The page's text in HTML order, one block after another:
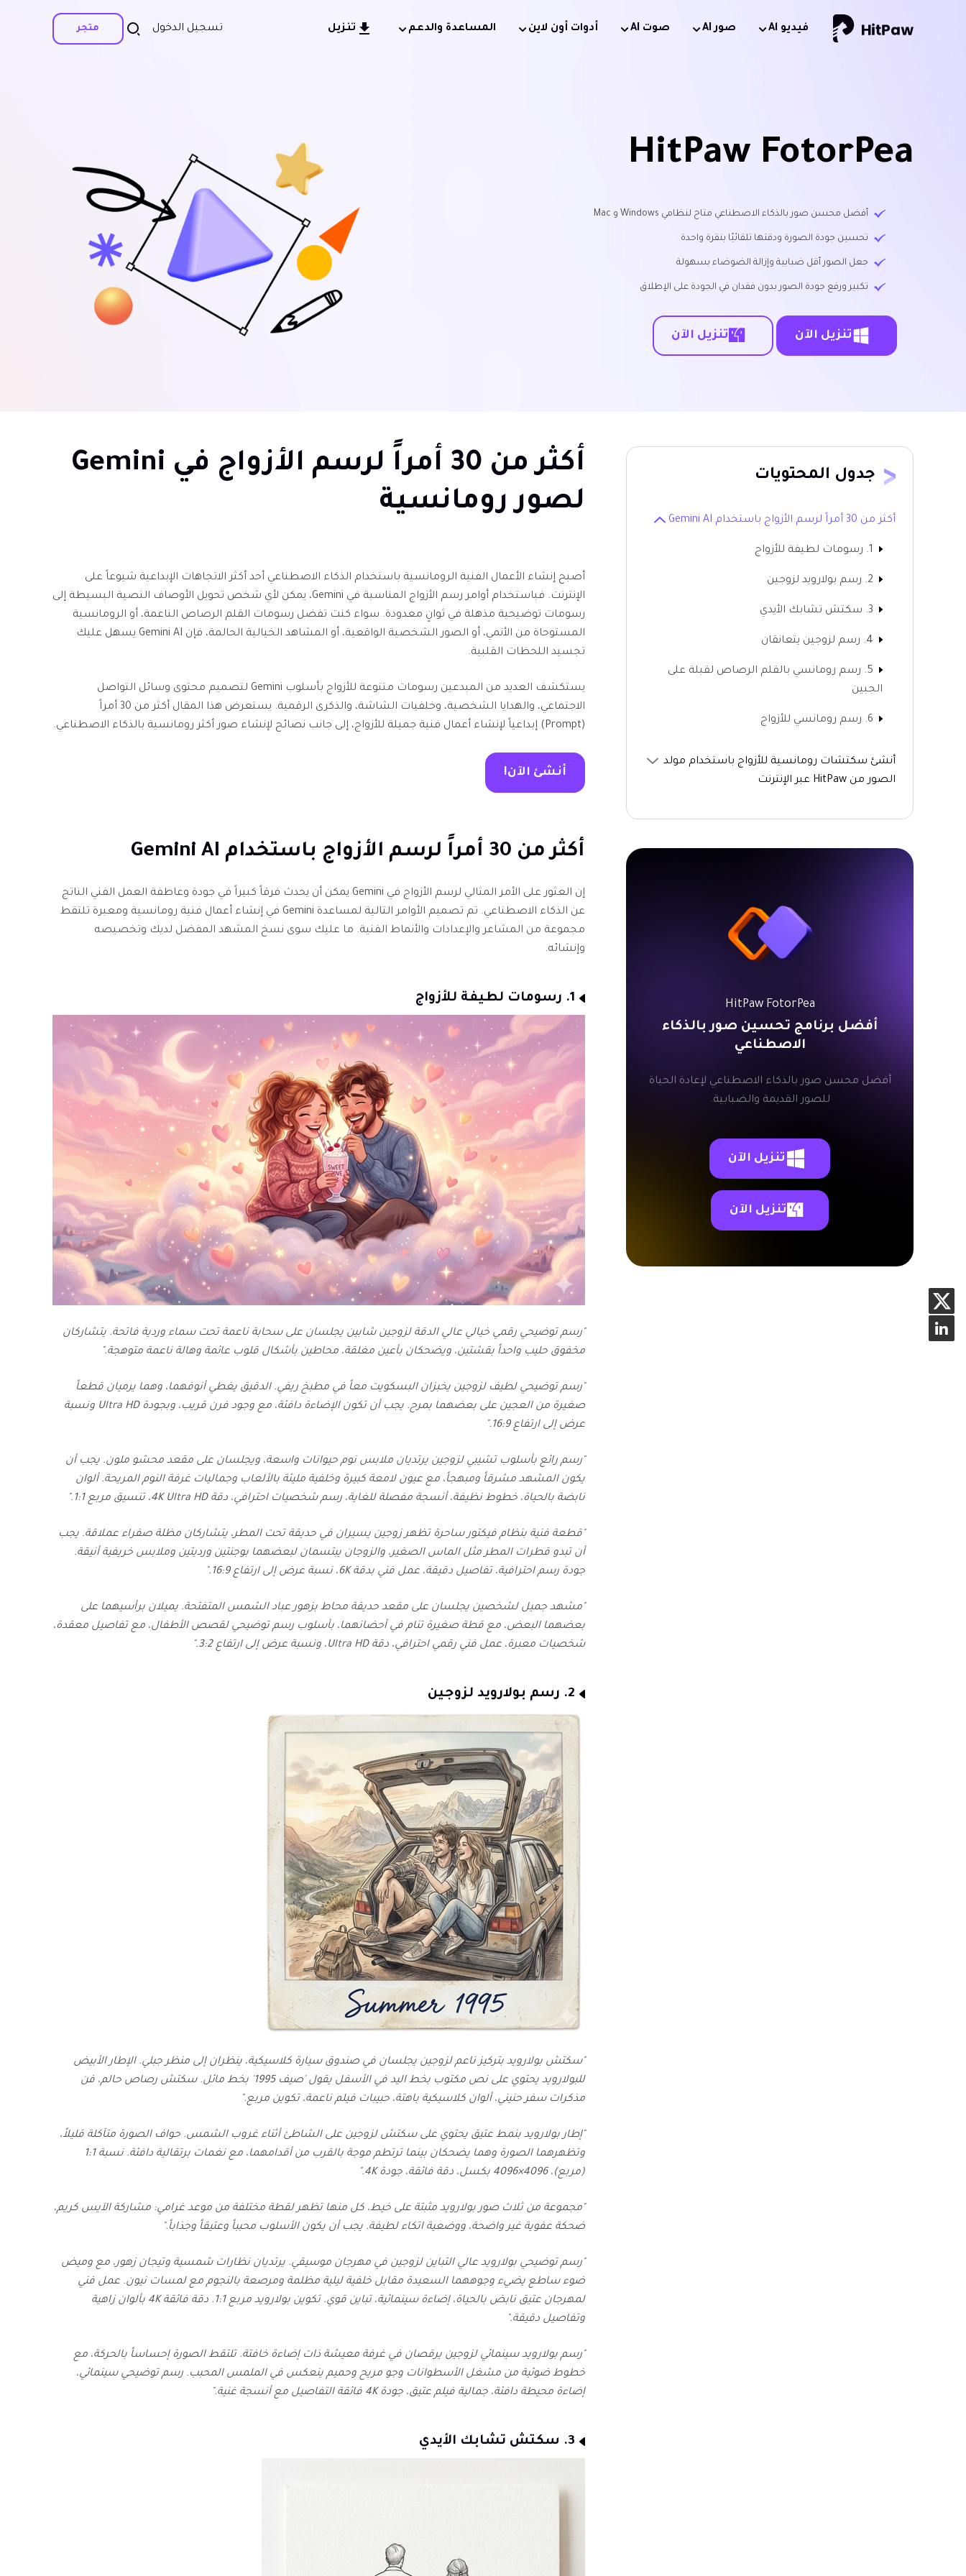
تسجيل الدخول متجر فيديو Al صور AI صوت AI أدوات أون لاين المساعدة والدعم تنزيل
HitPaw FotorPea
أفضل محسن صور بالذكاء الاصطناعي متاح لنظامي Windows و Mac
تحسين جودة الصورة ودقتها تلقائيًا بنقرة واحدة
جعل الصور أقل ضبابية وإزالة الضوضاء بسهولة
تكبير ورفع جودة الصور بدون فقدان في الجودة على الإطلاق
تنزيل الآن تنزيل الآن
جدول المحتويات
أكثر من 30 أمراً لرسم الأزواج باستخدام Gemini AI
1. رسومات لطيفة للأزواج
2. رسم بولارويد لزوجين
3. سكتش تشابك الأيدي
4. رسم لزوجين يتعانقان
5. رسم رومانسي بالقلم الرصاص لقبلة على
الجبين
6. رسم رومانسي للأزواج
أنشئ سكتشات رومانسية للأزواج باستخدام مولد
الصور من HitPaw عبر الإنترنت
HitPaw FotorPea
أفضل برنامج تحسين صور بالذكاء
الاصطناعي
أفضل محسن صور بالذكاء الاصطناعي لإعادة الحياة
للصور القديمة والضبابية.
تنزيل الآن
تنزيل الآن
أكثر من 30 أمراً لرسم الأزواج في Gemini
لصور رومانسية
أصبح إنشاء الأعمال الفنية الرومانسية باستخدام الذكاء الاصطناعي أحد أكثر الاتجاهات الإبداعية شيوعاً على
الإنترنت. فباستخدام أوامر رسم الأزواج المناسبة في Gemini، يمكن لأي شخص تحويل الأوصاف النصية البسيطة إلى
رسومات توضيحية مذهلة في ثوانٍ معدودة. سواء كنت تفضل رسومات القلم الرصاص الناعمة، أو الرومانسية
المستوحاة من الأنمي، أو الصور الشخصية الواقعية، أو المشاهد الخيالية الحالمة، فإن Gemini AI يسهل عليك
تجسيد اللحظات القلبية.
يستكشف العديد من المبدعين رسومات متنوعة للأزواج بأسلوب Gemini لتصميم محتوى وسائل التواصل
الاجتماعي، والهدايا الشخصية، وخلفيات الشاشة، والذكرى الرقمية. يستعرض هذا المقال أكثر من 30 أمراً
(Prompt) إبداعياً لإنشاء أعمال فنية جميلة للأزواج، إلى جانب نصائح لإنشاء صور أكثر رومانسية بالذكاء الاصطناعي.
أنشئ الآن!
أكثر من 30 أمراً لرسم الأزواج باستخدام Gemini AI
إن العثور على الأمر المثالي لرسم الأزواج في Gemini يمكن أن يحدث فرقاً كبيراً في جودة وعاطفة العمل الفني الناتج
عن الذكاء الاصطناعي. تم تصميم الأوامر التالية لمساعدة Gemini في إنشاء أعمال فنية رومانسية ومعبرة تلتقط
مجموعة من المشاعر والإعدادات والأنماط الفنية. ما عليك سوى نسخ المشهد المفضل لديك وتخصيصه
وإنشائه.
1. رسومات لطيفة للأزواج
"رسم توضيحي رقمي خيالي عالي الدقة لزوجين شابين يجلسان على سحابة ناعمة تحت سماء وردية فاتحة. يتشاركان
مخفوق حليب واحداً بقشتين، ويضحكان بأعين مغلقة، محاطين بأشكال قلوب عائمة وهالة ناعمة متوهجة."
"رسم توضيحي لطيف لزوجين يخبزان البسكويت معاً في مطبخ ريفي. الدقيق يغطي أنوفهما، وهما يرميان قطعاً
صغيرة من العجين على بعضهما بمرح. يجب أن تكون الإضاءة دافئة، مع وجود فرن قريب، وبجودة Ultra HD ونسبة
عرض إلى ارتفاع 16:9."
"رسم رائع بأسلوب تشيبي لزوجين يرتديان ملابس نوم حيوانات واسعة، ويجلسان على مقعد محشو ملون. يجب أن
يكون المشهد مشرقاً ومبهجاً، مع عيون لامعة كبيرة وخلفية مليئة بالألعاب وجماليات غرفة النوم المريحة. ألوان
نابضة بالحياة، خطوط نظيفة، أنسجة مفصلة للغاية، رسم شخصيات احترافي، دقة 4K Ultra HD، تنسيق مربع 1:1."
"قطعة فنية بنظام فيكتور ساحرة تظهر زوجين يسيران في حديقة تحت المطر، يتشاركان مظلة صفراء عملاقة. يجب
أن تبدو قطرات المطر مثل الماس الصغير، والزوجان يبتسمان لبعضهما بوجنتين ورديتين وملابس خريفية أنيقة.
جودة رسم احترافية، تفاصيل دقيقة، عمل فني بدقة 6K، نسبة عرض إلى ارتفاع 16:9."
"مشهد جميل لشخصين يجلسان على مقعد حديقة محاط بزهور عباد الشمس المتفتحة. يميلان برأسيهما على
بعضهما البعض، مع قطة صغيرة تنام في أحضانهما، بأسلوب رسم توضيحي لقصص الأطفال، مع تفاصيل معقدة،
شخصيات معبرة، عمل فني رقمي احترافي، دقة Ultra HD، ونسبة عرض إلى ارتفاع 3:2."
2. رسم بولارويد لزوجين
"سكتش بولارويد بتركيز ناعم لزوجين يجلسان في صندوق سيارة كلاسيكية، ينظران إلى منظر جبلي. الإطار الأبيض
للبولارويد يحتوي على نص مكتوب بخط اليد في الأسفل يقول 'صيف 1995' بخط مائل. سكتش رصاص حالم، فن
مذكرات سفر حنيني، ألوان كلاسيكية باهتة، حبيبات فيلم ناعمة، تكوين مربع."
"إطار بولارويد بنمط عتيق يحتوي على سكتش لزوجين على الشاطئ أثناء غروب الشمس. حواف الصورة متآكلة قليلاً،
وتظهرهما الصورة وهما يضحكان بينما ترتطم موجة بالقرب من أقدامهما، مع نغمات برتقالية دافئة. نسبة 1:1
(مربع)، 4096×4096 بكسل، دقة فائقة، جودة 4K."
"مجموعة من ثلاث صور بولارويد مثبتة على خيط، كل منها تظهر لقطة مختلفة من موعد غرامي: مشاركة الآيس كريم،
ضحكة عفوية غير واضحة، ووضعية اتكاء لطيفة. يجب أن يكون الأسلوب محبباً وعتيقاً وجذاباً."
"رسم توضيحي بولارويد عالي التباين لزوجين في مهرجان موسيقي. يرتديان نظارات شمسية وتيجان زهور، مع وميض
ضوء ساطع يضيء وجوههما السعيدة مقابل خلفية ليلية مظلمة ومرصعة بالنجوم مع لمسات نيون. عمل فني
لمهرجان عتيق نابض بالحياة، إضاءة سينمائية، تباين قوي. تكوين بولارويد مربع 1:1. دقة فائقة 4K بألوان زاهية
وتفاصيل دقيقة."
"رسم بولارويد سينمائي لزوجين يرقصان في غرفة معيشة ذات إضاءة خافتة. تلتقط الصورة إحساساً بالحركة، مع
خطوط ضوئية من مشغل الأسطوانات وجو مريح وحميم ينعكس في الملمس المحبب. رسم توضيحي سينمائي،
إضاءة محيطة دافئة، جمالية فيلم عتيق، جودة 4K فائقة التفاصيل مع أنسجة غنية."
3. سكتش تشابك الأيدي